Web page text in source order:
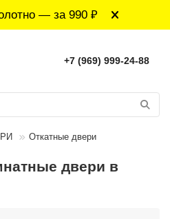
— за 990 ₽
+7 (969) 999-24-88
Откатные двери
двери в